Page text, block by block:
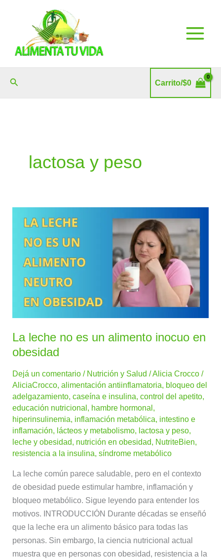
Buscar Carrito/$0
lactosa y peso
La leche no es un alimento inocuo en
obesidad
Dejá un comentario / Nutrición y Salud /Alicia Crocco/
AliciaCrocco,alimentación antiinflamatoria, bloqueo del
adelgazamiento,caseína e insulina,control del apetito,
educación nutricional, hambre hormonal,
hiperinsulinemia, inflamación metabólica, intestino e
inflamación, lácteos y metabolismo, lactosa y peso,
leche y obesidad, nutrición en obesidad, NutriteBien,
resistencia a la insulina,síndrome metabólico
La leche común parece saludable, pero en el contexto
de obesidad puede estimular hambre, inflamación y
bloqueo metabólico. Sigue leyendo para entender los
motivos. INTRODUCCIÓN Durante décadas se enseñó
que la leche era un alimento básico para todas las
personas. Sin embargo, la ciencia nutricional actual
muestra que en personas con obesidad, resistencia a la
leche
alimento
obesidad